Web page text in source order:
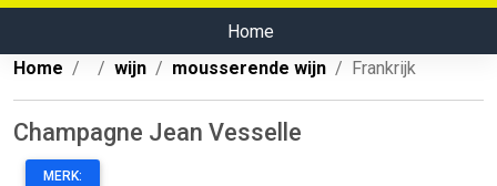
Home
Home
wijn mousserende wijn Frankrijk
Champagne Jean Vesselle
MERK: